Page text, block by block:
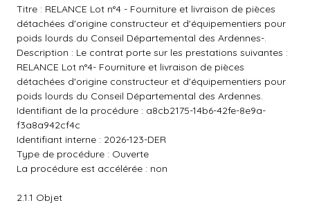
Titre : RELANCE Lot n°4 - Fourniture et livraison de pièces
détachées d'origine constructeur et d'équipementiers pour
poids lourds du Conseil Départemental des Ardennes-.
Description : Le contrat porte sur les prestations suivantes :
RELANCE Lot n°4- Fourniture et livraison de pièces
détachées d'origine constructeur et d'équipementiers pour
poids lourds du Conseil Départemental des Ardennes.
Identifiant de la procédure : a8cb2175-14b6-42fe-8e9a-
f3a8a942cf4c
Identifiant interne : 2026-123-DER
Type de procédure : Ouverte
La procédure est accélérée : non
2.1.1 Objet